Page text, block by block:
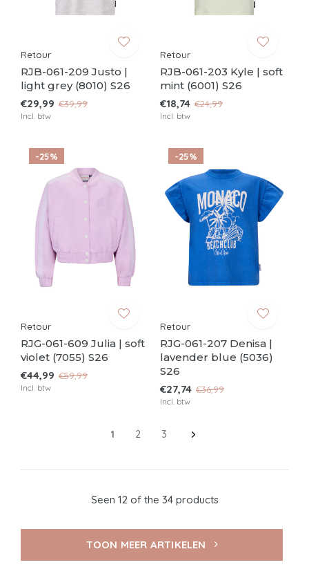
Retour
RJB-061-209 Justo |
light grey (8010) S26
€29,99 €39,99
Incl. btw
Retour
RJB-061-203 Kyle | soft
mint (6001) S26
€18,74 €24,99
Incl. btw
-25%
Retour
RJG-061-609 Julia | soft
violet (7055) S26
€44,99 €59,99
Incl. btw
-25%
Retour
RJG-061-207 Denisa |
lavender blue (5036)
S26
€27,74 €36,99
Incl. btw
1 2 3
Seen 12 of the 34 products
TOON MEER ARTIKELEN